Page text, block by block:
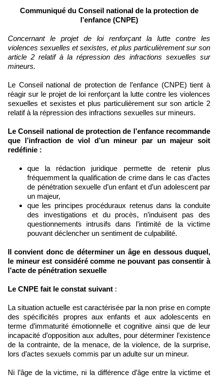
Communiqué du Conseil national de la protection de
l’enfance (CNPE)
Concernant le projet de loi renforçant la lutte contre les
violences sexuelles et sexistes, et plus particulièrement sur son
article 2 relatif à la répression des infractions sexuelles sur
mineurs.
Le Conseil national de protection de l’enfance (CNPE) tient à
réagir sur le projet de loi renforçant la lutte contre les violences
sexuelles et sexistes et plus particulièrement sur son article 2
relatif à la répression des infractions sexuelles sur mineurs.
Le Conseil national de protection de l’enfance recommande
que l’infraction de viol d’un mineur par un majeur soit
redéfinie :
que la rédaction juridique permette de retenir plus
fréquemment la qualification de crime dans le cas d’actes
de pénétration sexuelle d’un enfant et d’un adolescent par
un majeur,
que les principes procéduraux retenus dans la conduite
des investigations et du procès, n’induisent pas des
questionnements intrusifs dans l’intimité de la victime
pouvant déclencher un sentiment de culpabilité.
Il convient donc de déterminer un âge en dessous duquel,
le mineur est considéré comme ne pouvant pas consentir à
l’acte de pénétration sexuelle
Le CNPE fait le constat suivant :
La situation actuelle est caractérisée par la non prise en compte
des spécificités propres aux enfants et aux adolescents en
terme d’immaturité émotionnelle et cognitive ainsi que de leur
incapacité d’opposition aux adultes, pour déterminer l’existence
de la contrainte, de la menace, de la violence, de la surprise,
lors d’actes sexuels commis par un adulte sur un mineur.
Ni l’âge de la victime, ni la différence d’âge entre la victime et